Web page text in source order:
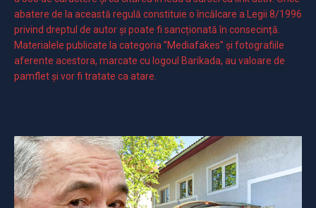
abatere de la această regulă constituie o încălcare a Legii 8/1996
privind dreptul de autor și poate fi sancționată în consecință.
Materialele publicate la categoria ”Mediafakes” și fotografiile
aferente acestora, marcate cu logoul Barikada, au valoare de
pamflet și vor fi tratate ca atare.